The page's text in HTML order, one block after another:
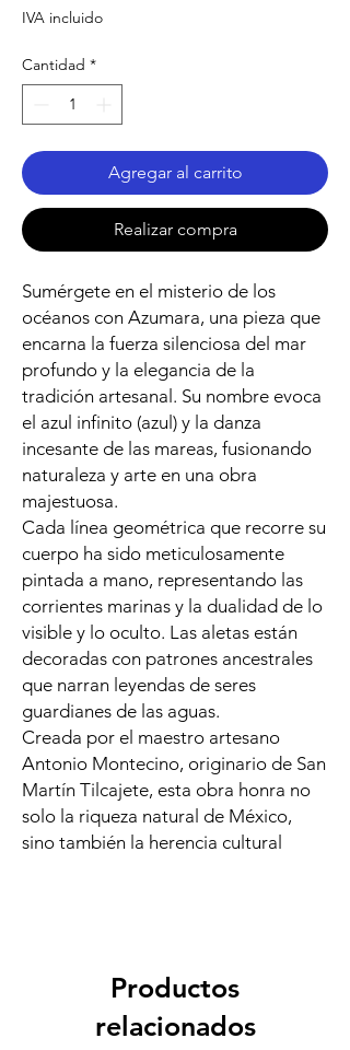
IVA incluido
Cantidad *
Agregar al carrito
Realizar compra
Sumérgete en el misterio de los
océanos con Azumara, una pieza que
encarna la fuerza silenciosa del mar
profundo y la elegancia de la
tradición artesanal. Su nombre evoca
el azul infinito (azul) y la danza
incesante de las mareas, fusionando
naturaleza y arte en una obra
majestuosa.
Cada línea geométrica que recorre su
cuerpo ha sido meticulosamente
pintada a mano, representando las
corrientes marinas y la dualidad de lo
visible y lo oculto. Las aletas están
decoradas con patrones ancestrales
que narran leyendas de seres
guardianes de las aguas.
Creada por el maestro artesano
Antonio Montecino, originario de San
Martín Tilcajete, esta obra honra no
solo la riqueza natural de México,
sino también la herencia cultural
Productos
relacionados